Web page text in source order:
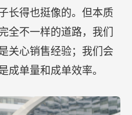
长得也挺像的。但本质
全不一样的道路，我们
关心销售经验；我们会
成单量和成单效率。